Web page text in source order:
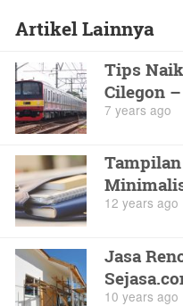
Artikel Lainnya
Tips
Cilegon
7 years ago
12 years ago
Jasa
10 years ago